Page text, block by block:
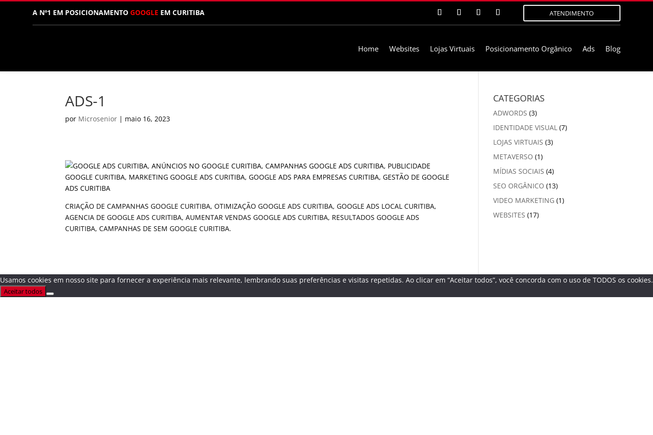
A Nº1 EM POSICIONAMENTOGOOGLE EM CURITIBA ATENDIMENTO
Home Websites Lojas Virtuais Posicionamento Orgânico Ads Blog
ADS-1
por Microsenior | maio 16, 2023
CRIAÇÃO DE CAMPANHAS GOOGLE CURITIBA, OTIMIZAÇÃO GOOGLE ADS CURITIBA, GOOGLE ADS LOCAL CURITIBA,
AGENCIA DE GOOGLE ADS CURITIBA, AUMENTAR VENDAS GOOGLE ADS CURITIBA, RESULTADOS GOOGLE ADS
CURITIBA, CAMPANHAS DE SEM GOOGLE CURITIBA.
CATEGORIAS
ADWORDS (3)
IDENTIDADE VISUAL (7)
LOJAS VIRTUAIS (3)
METAVERSO (1)
MÍDIAS SOCIAIS (4)
SEO ORGÂNICO (13)
VIDEO MARKETING (1)
WEBSITES (17)
Usamos cookies em nosso site para fornecer a experiência mais relevante, lembrando suas preferências e visitas repetidas. Ao clicar em “Aceitar todos”, você concorda com o uso de TODOS os cookies.
Aceitar todos